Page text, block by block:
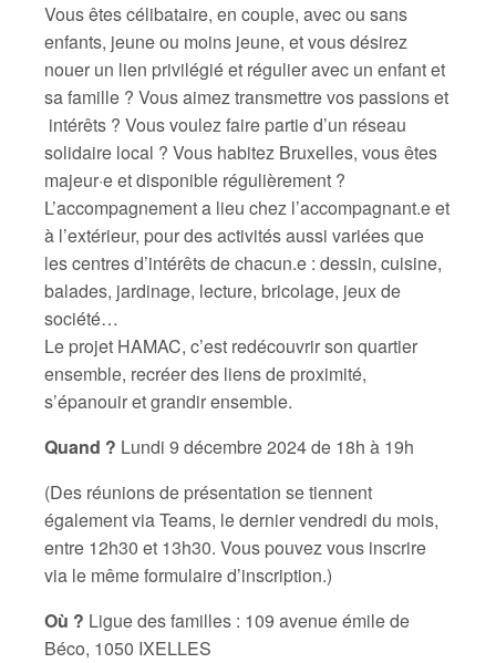
Vous êtes célibataire, en couple, avec ou sans
enfants, jeune ou moins jeune, et vous désirez
nouer un lien privilégié et régulier avec un enfant et
sa famille ? Vous aimez transmettre vos passions et
intérêts ? Vous voulez faire partie d’un réseau
solidaire local ? Vous habitez Bruxelles, vous êtes
majeur·e et disponible régulièrement ?
L’accompagnement a lieu chez l’accompagnant.e et
à l’extérieur, pour des activités aussi variées que
les centres d’intérêts de chacun.e : dessin, cuisine,
balades, jardinage, lecture, bricolage, jeux de
société…
Le projet HAMAC, c’est redécouvrir son quartier
ensemble, recréer des liens de proximité,
s’épanouir et grandir ensemble.
Quand ? Lundi 9 décembre 2024 de 18h à 19h
(Des réunions de présentation se tiennent
également via Teams, le dernier vendredi du mois,
entre 12h30 et 13h30. Vous pouvez vous inscrire
via le même formulaire d’inscription.)
Où ? Ligue des familles : 109 avenue émile de
Béco, 1050 IXELLES